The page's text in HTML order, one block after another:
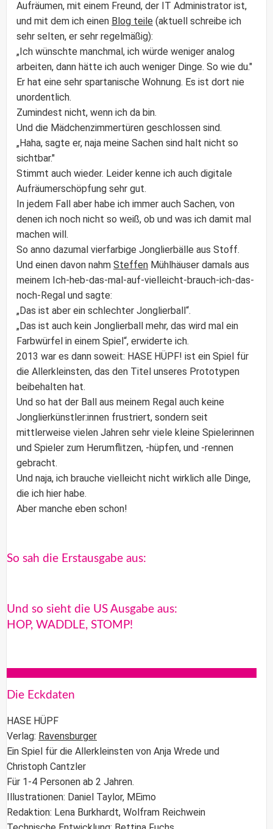
Aufräumen, mit einem Freund, der IT Administrator ist,
und mit dem ich einen Blog teile (aktuell schreibe ich
sehr selten, er sehr regelmäßig):
„Ich wünschte manchmal, ich würde weniger analog
arbeiten, dann hätte ich auch weniger Dinge. So wie du."
Er hat eine sehr spartanische Wohnung. Es ist dort nie
unordentlich.
Zumindest nicht, wenn ich da bin.
Und die Mädchenzimmertüren geschlossen sind.
„Haha, sagte er, naja meine Sachen sind halt nicht so
sichtbar."
Stimmt auch wieder. Leider kenne ich auch digitale
Aufräumerschöpfung sehr gut.
In jedem Fall aber habe ich immer auch Sachen, von
denen ich noch nicht so weiß, ob und was ich damit mal
machen will.
So anno dazumal vierfarbige Jonglierbälle aus Stoff.
Und einen davon nahm Steffen Mühlhäuser damals aus
meinem Ich-heb-das-mal-auf-vielleicht-brauch-ich-das-
noch-Regal und sagte:
„Das ist aber ein schlechter Jonglierball“.
„Das ist auch kein Jonglierball mehr, das wird mal ein
Farbwürfel in einem Spiel“, erwiderte ich.
2013 war es dann soweit: HASE HÜPF! ist ein Spiel für
die Allerkleinsten, das den Titel unseres Prototypen
beibehalten hat.
Und so hat der Ball aus meinem Regal auch keine
Jonglierkünstler:innen frustriert, sondern seit
mittlerweise vielen Jahren sehr viele kleine Spielerinnen
und Spieler zum Herumflitzen, -hüpfen, und -rennen
gebracht.
Und naja, ich brauche vielleicht nicht wirklich alle Dinge,
die ich hier habe.
Aber manche eben schon!
So sah die Erstausgabe aus:
Und so sieht die US Ausgabe aus:
HOP, WADDLE, STOMP!
Die Eckdaten
HASE HÜPF
Verlag: Ravensburger
Ein Spiel für die Allerkleinsten von Anja Wrede und
Christoph Cantzler
Für 1-4 Personen ab 2 Jahren.
Illustrationen: Daniel Taylor, MEimo
Redaktion: Lena Burkhardt, Wolfram Reichwein